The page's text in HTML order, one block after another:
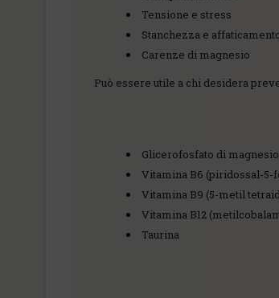
Tensione e stress
Stanchezza e
Carenze di magnesio
Può essere utile a chi desidera
Glicerofosfato di magnesio
Vitamina B6 (piridossal-5-
Vitamina B9 (5-metil
Vitamina B12
Taurina